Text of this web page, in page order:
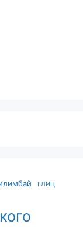
ГЛИЦ